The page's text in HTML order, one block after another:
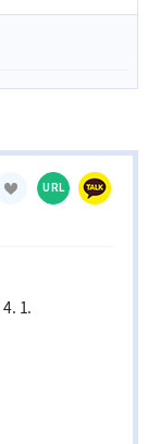
URL
4. 1.